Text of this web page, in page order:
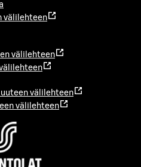
välilehteen
välilehteen
välilehteen
välilehteen